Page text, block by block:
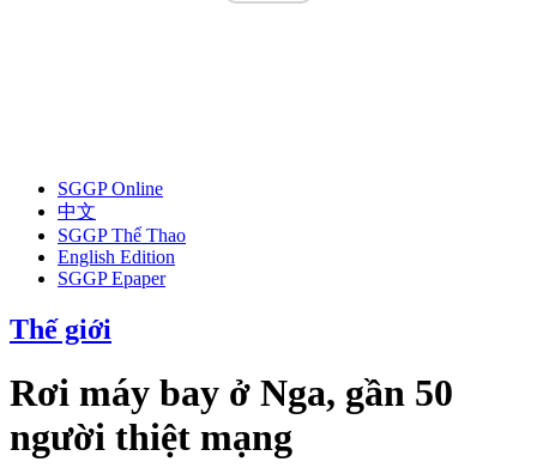
SGGP Online
中文
SGGP Thể Thao
English Edition
SGGP Epaper
Thế giới
Rơi máy bay ở Nga, gần 50
người thiệt mạng